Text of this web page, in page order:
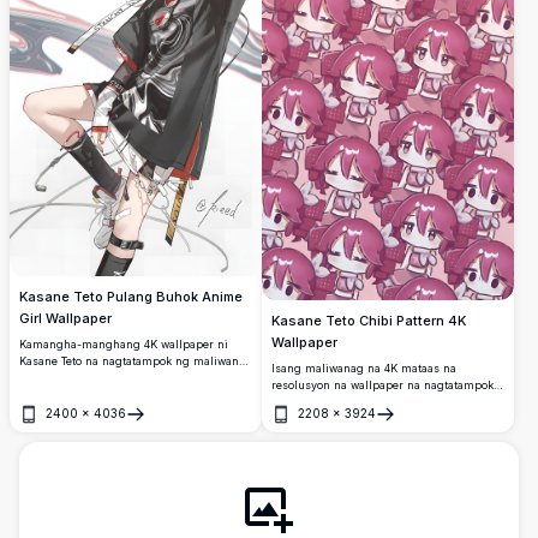
Kasane Teto Pulang Buhok Anime
Girl Wallpaper
Kamangha-manghang 4K wallpaper ni
Kasane Teto na nagtatampok ng maliwanag
tee, puting cap, at katana. Mataas na
resolusyon na anime art na may
2400 × 4036
Buksan
Kasane Teto Chibi Pattern 4K
Wallpaper
Isang maliwanag na 4K mataas na
resolusyon na wallpaper na nagtatampok
ng magkakatuloy na paulit-ulit na pattern
ni Kasane Teto sa kaibig-ibig na chibi na
laban sa malambot na rosas na
background.
2208 × 3924
Buksan